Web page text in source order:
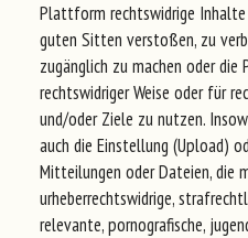
Plattform rechtswidrige Inhalte
guten Sitten verstoßen, zu
zugänglich zu machen oder
rechtswidriger Weise oder für
und/oder Ziele zu nutzen.
auch die Einstellung (Upload)
Mitteilungen oder Dateien, die
urheberrechtswidrige,
relevante, pornografische,